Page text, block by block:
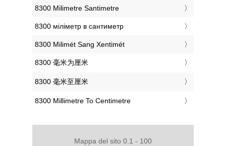
‎8300 Milimetre Santimetre
‎8300 міліметр в сантиметр
‎8300 Milimét Sang Xentimét
‎8300 毫米为厘米
‎8300 毫米至厘米
‎8300 Millimetre To Centimetre
Mappa del sito 0.1 - 100